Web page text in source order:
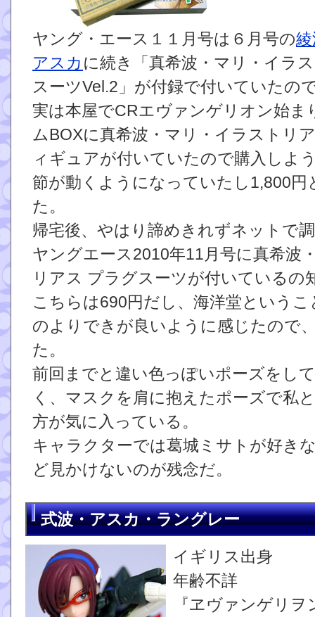
ヤング・エース１１月号は６月号の
アスカ に続き「真希波・マリ・イラ
スーツVel.2」が付録で付いていたの
実は本屋でCRエヴァンゲリオン始ま
ムBOXに真希波・マリ・イラストリ
ィギュアが付いていたので購入しよ
節が動くようになっていたし1,800円
た。
帰宅後、やはり諦めきれずネットで
ヤングエース2010年11月号に真希波
リアス プラグスーツが付いているの
こちらは690円だし、海洋堂という
のよりできが良いように感じたので
た。
前回までと違い色っぽいポーズをし
く、マスクを肩に抱えたポーズで私
方が気に入っている。
キャラクターでは葛城ミサトが好き
ど見かけないのが残念だ。
式波・アスカ・ラングレー
イギリス出身
年齢不詳
『ヱヴァンゲリ